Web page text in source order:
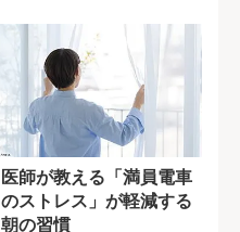
医師が教える「満員電車
のストレス」が軽減する
朝の習慣